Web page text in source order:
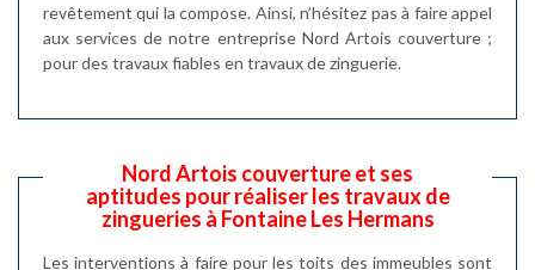
revêtement qui la compose. Ainsi, n’hésitez pas à faire appel
aux services de notre entreprise Nord Artois couverture ;
pour des travaux fiables en travaux de zinguerie.
Nord Artois couverture et ses
aptitudes pour réaliser les travaux de
zingueries à Fontaine Les Hermans
Les interventions à faire pour les toits des immeubles sont